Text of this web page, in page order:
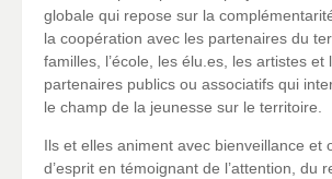
globale qui repose sur la
la coopération avec les partenaires du
familles, l’école, les élu.es, les artistes et
partenaires publics ou associatifs qui
le champ de la jeunesse sur le territoire.
Ils et elles animent avec bienveillance et
d’esprit en témoignant de l’attention, du